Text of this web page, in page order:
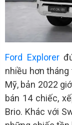
Ford Explorer
nhiều hơn tháng
Mỹ, bản 2022
bán 14 chiếc,
Brio. Khác với